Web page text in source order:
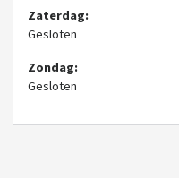
Zaterdag:
Gesloten
Zondag:
Gesloten